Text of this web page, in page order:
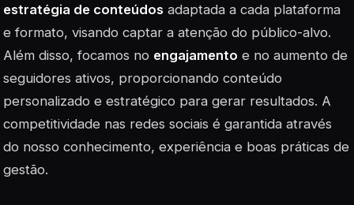
estratégia de conteúdos adaptada a cada plataforma
e formato, visando captar a atenção do público-alvo.
Além disso, focamos no engajamento e no aumento de
seguidores ativos, proporcionando conteúdo
personalizado e estratégico para gerar resultados. A
competitividade nas redes sociais é garantida através
do nosso conhecimento, experiência e boas práticas de
gestão.